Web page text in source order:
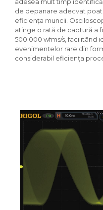
de depanare adecvat
eficiența muncii.
atinge o rată de captură a
500.000 wfms/s, facilitând
evenimentelor rare din
considerabil eficiența